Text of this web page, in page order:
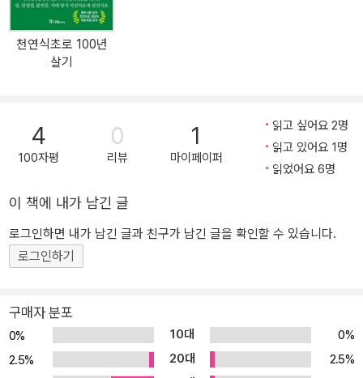
야기다. 기껏해야 샐러드나 샌드위치 속재료로, 여러 채소를 함께 넣
고 내린 녹즙의 재료로, 혹은 다이어트 식품 정도로 먹는 셀러리. 그런
데 이렇게 평범한 채소가 실은 ‘허브’라고? 그리고 이것으로 만든 셀
러리 주스가 수백만 명을 치유한 슈퍼 푸드, 기적의 주스라고? 아마도
람들의 첫 반응으로 시작하고, 옮긴이도 이 책을 처음 만났을 때 ‘셀러
리 주스로 살을 뺀다면 모를까 난치병을 고친다니, 그게 말이 돼?’라
후반부터 주변에 “그 어떤 것도 따라올 수 없는 최고의 치유제”로 셀
런 반응을 보였다고 저자는 말한다. 그러나 바로 그 사람들이 어떤 계
기로든 셀러리 주스를 마시고 나면, 가족과 주변 사람들에게 셀러리
과 때문이었다. 저자는, 메디컬 미디엄Medical Medium, 즉 의료 영
매이다. 어떤 ‘목소리’―저자는 그 목소리를 ‘연민의 영Spirit of Com
passion’이라 부르는데―가 그에게 찾아온 것은 네 살, 어린 소년 시
절이었다. 그 영은 그에게 “사람들이 겪는 고통의 진정한 원인을 알아
천연식초로 100년
살기
4
100자평
0
리뷰
1
마이페이퍼
읽고 싶어요 2명
읽고 있어요 1명
읽었어요 6명
이 책에 내가 남긴 글
로그인하면 내가 남긴 글과 친구가 남긴 글을 확인할 수 있습니다.
로그인하기
구매자 분포
0% 10대
0%
2.5%
20대
2.5%